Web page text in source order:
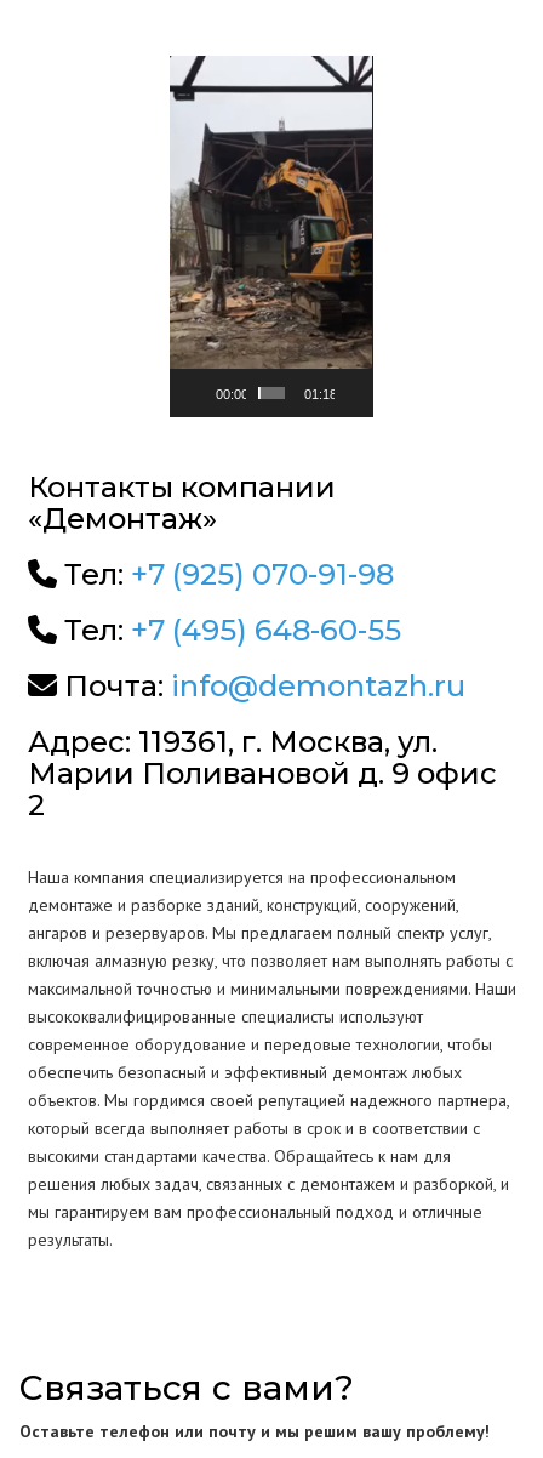
Видеоплеер
00:00 01:18
Контакты компании
«Демонтаж»
Тел: +7 (925) 070-91-98
Тел: +7 (495) 648-60-55
Почта: info@demontazh.ru
Адрес: 119361, г. Москва, ул.
Марии Поливановой д. 9 офис
2
Наша компания специализируется на профессиональном
демонтаже и разборке зданий, конструкций, сооружений,
ангаров и резервуаров. Мы предлагаем полный спектр услуг,
включая алмазную резку, что позволяет нам выполнять работы с
максимальной точностью и минимальными повреждениями. Наши
высококвалифицированные специалисты используют
современное оборудование и передовые технологии, чтобы
обеспечить безопасный и эффективный демонтаж любых
объектов. Мы гордимся своей репутацией надежного партнера,
который всегда выполняет работы в срок и в соответствии с
высокими стандартами качества. Обращайтесь к нам для
решения любых задач, связанных с демонтажем и разборкой, и
мы гарантируем вам профессиональный подход и отличные
результаты.
Связаться с вами?
Оставьте телефон или почту и мы решим вашу проблему!